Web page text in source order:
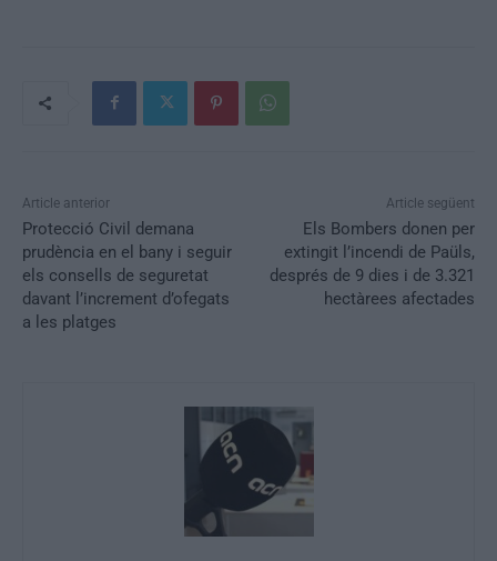
Article anterior
Protecció Civil demana
prudència en el bany i seguir
els consells de seguretat
davant l’increment d’ofegats
a les platges
Article següent
Els Bombers donen per
extingit l’incendi de Paüls,
després de 9 dies i de 3.321
hectàrees afectades